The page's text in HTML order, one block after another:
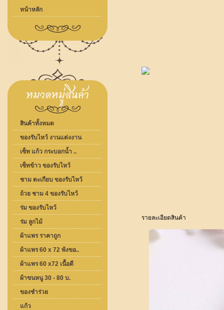
หน้าหลัก
สินค้าทั้งหมด
ของรับไหว้ งานแต่งงาน
เซ็ท แก้ว กระบอกน้ำ ..
เซ็ทข้าว ของรับไหว้
ชาม ตะเกียบ ของรับไหว้
ถ้วย ชาม 4 ของรับไหว้
ร่ม ของรับไหว้
ร่ม ลูกไม้
ผ้าแพร ราคาถูก
ผ้าแพร 60 x 72 พ้งขอ..
ผ้าแพร 60 x72 เนื้อดี
ผ้าขนหนู 30 - 80 บ.
ของชำร่วย
แก้ว
รายละเอียดสินค้า